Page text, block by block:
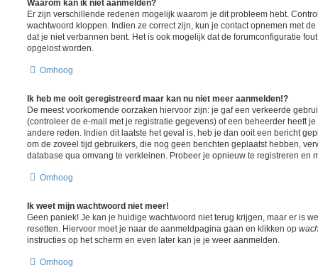
Waarom kan ik niet aanmelden?
Er zijn verschillende redenen mogelijk waarom je dit probleem hebt.
wachtwoord kloppen. Indien ze correct zijn, kun je contact opnemen met
dat je niet verbannen bent. Het is ook mogelijk dat de forumconfiguratie
opgelost worden.
Omhoog
Ik heb me ooit geregistreerd maar kan nu niet meer aanmelden!?
De meest voorkomende oorzaken hiervoor zijn: je gaf een verkeerde
(controleer de e-mail met je registratie gegevens) of een beheerder heeft
andere reden. Indien dit laatste het geval is, heb je dan ooit een bericht
om de zoveel tijd gebruikers, die nog geen berichten geplaatst hebben,
database qua omvang te verkleinen. Probeer je opnieuw te registreren en
Omhoog
Ik weet mijn wachtwoord niet meer!
Geen paniek! Je kan je huidige wachtwoord niet terug krijgen, maar er is
resetten. Hiervoor moet je naar de aanmeldpagina gaan en klikken op
instructies op het scherm en even later kan je je weer aanmelden.
Omhoog